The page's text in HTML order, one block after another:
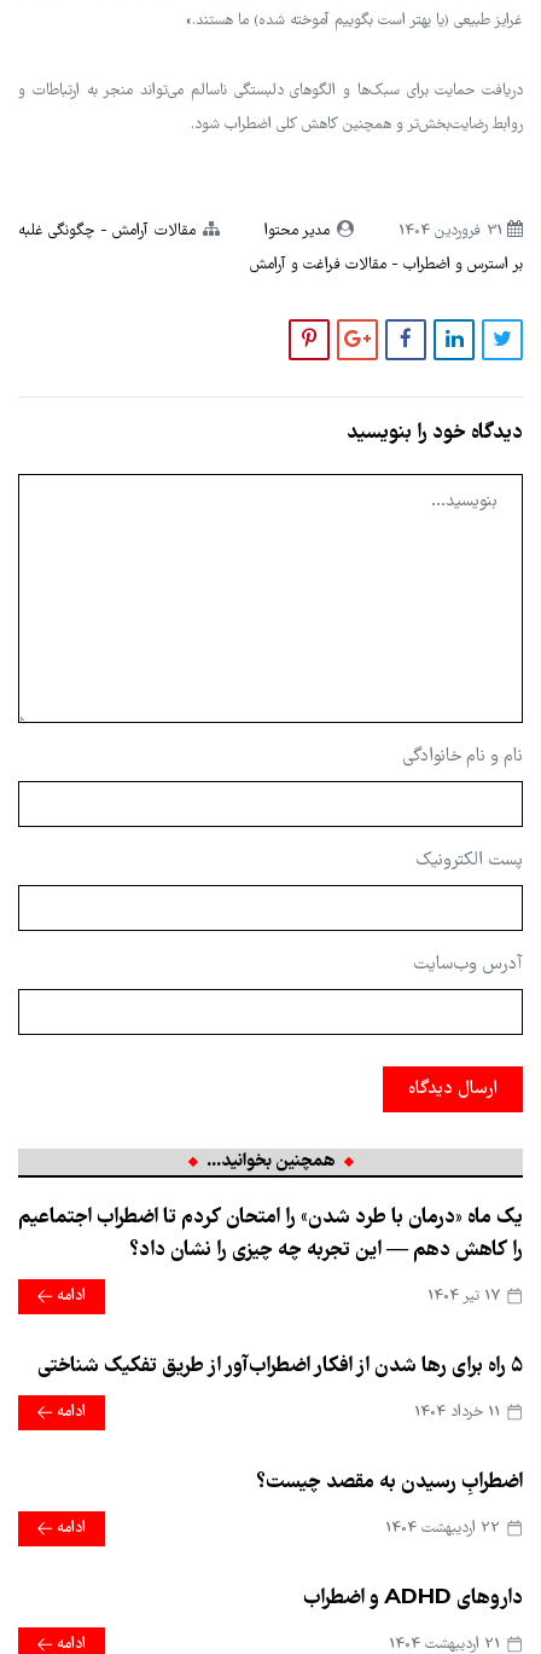
غرایز طبیعی (یا بهتر است بگوییم آموخته شده) ما هستند.»
دریافت حمایت برای سبک‌ها و الگوهای دلبستگی ناسالم می‌تواند منجر به ارتباطات و
روابط رضایت‌بخش‌تر و همچنین کاهش کلی اضطراب شود.
31 فروردین 1404 مدیر محتوا مقالات آرامش
چگونگی غلبه
بر استرس و اضطراب
مقالات فراغت و آرامش
دیدگاه خود را بنویسید
نام و نام خانوادگی
پست الکترونیک
آدرس وب‌سایت
ارسال دیدگاه
همچنین بخوانید...
یک ماه «درمان با طرد شدن» را امتحان کردم تا اضطراب اجتماعیم
را کاهش دهم — این تجربه چه چیزی را نشان داد؟
ادامه
۵ راه برای رها شدن از افکار اضطراب‌آور از طریق تفکیک شناختی
ادامه
اضطرابِ رسیدن به مقصد چیست؟
ادامه
داروهای ADHD و اضطراب
ادامه